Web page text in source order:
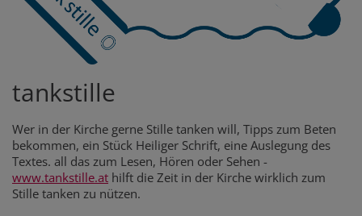
tankstille
Wer in der Kirche gerne Stille tanken will, Tipps zum Beten
bekommen, ein Stück Heiliger Schrift, eine Auslegung des
Textes. all das zum Lesen, Hören oder Sehen -
www.tankstille.at hilft die Zeit in der Kirche wirklich zum
Stille tanken zu nützen.